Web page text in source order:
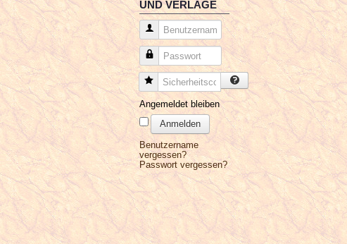
UND VERLAGE
Benutzername
Passwort
Sicherheitscode
Angemeldet bleiben
Anmelden
Benutzername
vergessen?
Passwort vergessen?